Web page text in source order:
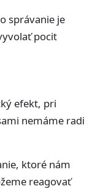
správanie je
pocit
efekt, pri
nemáme radi
ktoré nám
reagovať